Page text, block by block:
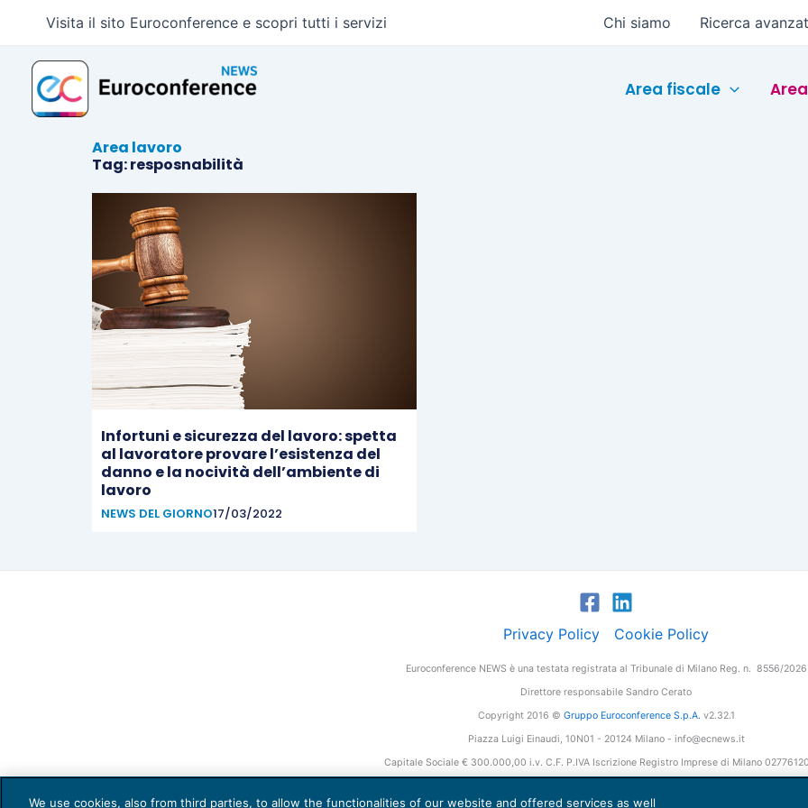
contenuto
Visita il sito Euroconference e scopri tutti i servizi Chi siamo Ricerca
Area fiscale
Area lavoro
Tag: resposnabilità
Infortuni e sicurezza del lavoro: spetta
al lavoratore provare l’esistenza del
danno e la nocività dell’ambiente di
lavoro
NEWS DEL GIORNO17/03/2022
Privacy Policy Cookie Policy
Euroconference NEWS è una testata registrata al Tribunale di Milano Reg. n. 8556/2026
Direttore responsabile Sandro Cerato
Copyright 2016 © Gruppo Euroconference S.p.A. v2.32.1
Piazza Luigi Einaudi, 10N01 - 20124 Milano - info@ecnews.it
Capitale Sociale € 300.000,00 i.v. C.F. P.IVA Iscrizione Registro Imprese di Milano
We use cookies, also from third parties, to allow the functionalities of our website and offered services as well